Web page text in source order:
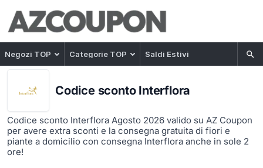
Negozi TOP Categorie TOP Saldi Estivi
Codice sconto Interflora
Codice sconto Interflora Agosto 2026 valido su AZ Coupon
per avere extra sconti e la consegna gratuita di fiori e
piante a domicilio con consegna Interflora anche in sole 2
ore!